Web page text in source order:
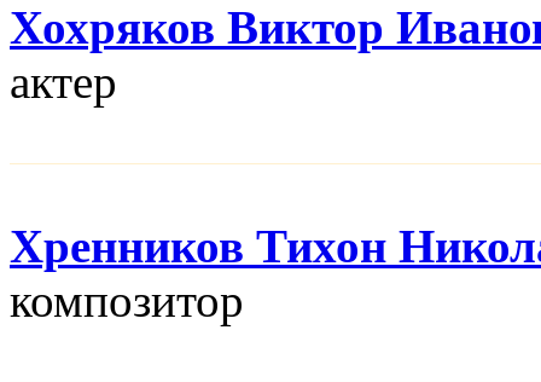
Хохряков Виктор
актер
Хренников Тихон
композитор